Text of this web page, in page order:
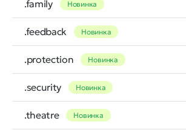
.family Новинка
.feedback Новинка
.protection Новинка
.security Новинка
.theatre Новинка